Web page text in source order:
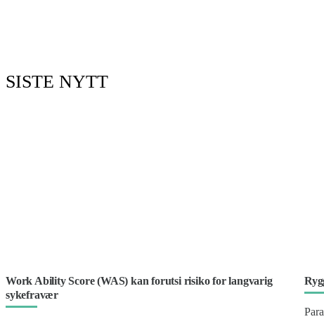
SISTE NYTT
Work Ability Score (WAS) kan forutsi risiko for langvarig
sykefravær